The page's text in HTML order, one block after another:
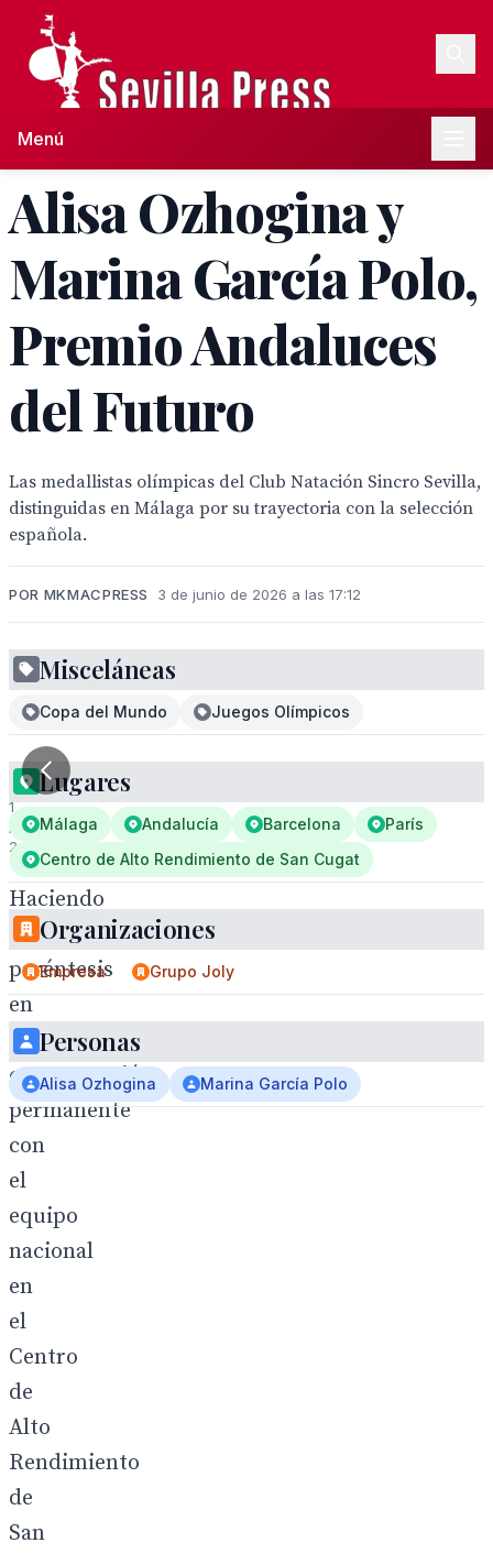
Menú
Alisa Ozhogina y
Marina García Polo,
Premio Andaluces
del Futuro
Las medallistas olímpicas del Club Natación Sincro Sevilla,
distinguidas en Málaga por su trayectoria con la selección
española.
POR MKMACPRESS 3 de junio de 2026 a las 17:12
1
/
2
Haciendo
un
paréntesis
en
su
concentración
permanente
con
el
equipo
nacional
en
el
Centro
de
Alto
Rendimiento
de
San
Misceláneas
Copa del Mundo Juegos Olímpicos
Lugares
Málaga Andalucía Barcelona
París
Centro de Alto Rendimiento de San Cugat
Organizaciones
Empresa Grupo Joly
Personas
Alisa Ozhogina Marina García Polo